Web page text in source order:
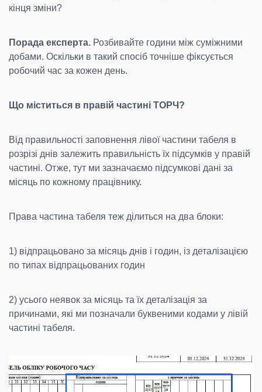
кінця зміни?
Порада експерта. Розбивайте години між суміжними
добами. Оскільки в такий спосіб точніше фіксується
робочий час за кожен день.
Що міститься в правій частині ТОРЧ?
Від правильності заповнення лівої частини табеля в
розрізі днів залежить правильність їх підсумків у правій
частині. Отже, тут ми зазначаємо підсумкові дані за
місяць по кожному працівнику.
Права частина табеля теж ділиться на два блоки:
1) відпрацьовано за місяць днів і годин, із деталізацією
по типах відпрацьованих годин
2) усього неявок за місяць та їх деталізація за
причинами, які ми позначали буквеними кодами у лівій
частині табеля.